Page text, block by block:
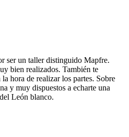
ser un taller distinguido Mapfre.
bien realizados. También te
hora de realizar los partes. Sobre
y muy dispuestos a echarte una
León blanco.